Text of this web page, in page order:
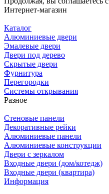
Интернет-магазин
Каталог
Алюминиевые двери
Эмалевые двери
Двери под дерево
Скрытые двери
Фурнитура
Перегородки
Системы открывания
Разное
Стеновые панели
Декоративные рейки
Алюминиевые панели
Алюминиевые конструкции
Двери с зеркалом
Входные двери (дом/котедж)
Входные двери (квартира)
Информация